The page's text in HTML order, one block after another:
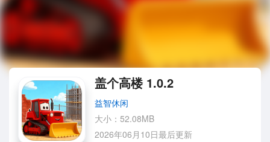
盖个高楼 1.0.2
益智休闲
大小：52.08MB
2026年06月10日最后更新